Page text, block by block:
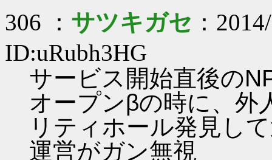
306 ： サツキガセ ：
ID:uRubh3HG
サービス開始直後の
オープンβの時に、外
リティホール発見し
運営がガン無視